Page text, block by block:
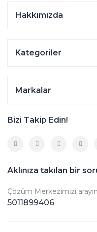
Hakkımızda
Kategoriler
Markalar
Bizi Takip Edin!
Aklınıza takılan bir
Çözüm Merkezimizi arayın
5011899406